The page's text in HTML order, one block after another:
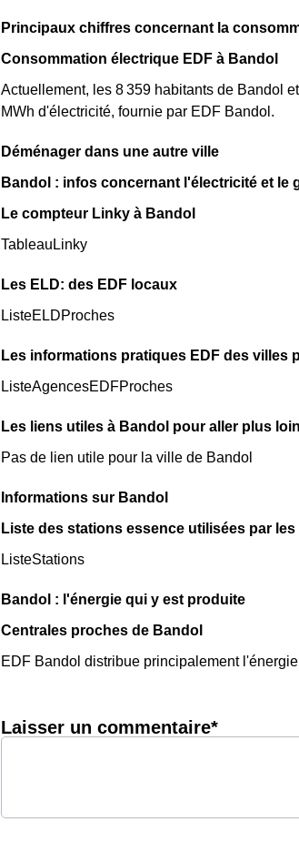
Principaux chiffres concernant la
Consommation électrique EDF à Bandol
Actuellement, les 8 359 habitants de Bandol
MWh d'électricité, fournie par EDF Bandol.
Déménager dans une autre ville
Bandol : infos concernant l'électricité et le
Le compteur Linky à Bandol
TableauLinky
Les ELD: des EDF locaux
ListeELDProches
Les informations pratiques EDF des villes
ListeAgencesEDFProches
Les liens utiles à Bandol pour aller plus
Pas de lien utile pour la ville de Bandol
Informations sur Bandol
Liste des stations essence utilisées par
ListeStations
Bandol : l'énergie qui y est produite
Centrales proches de Bandol
EDF Bandol distribue principalement
Laisser un commentaire*